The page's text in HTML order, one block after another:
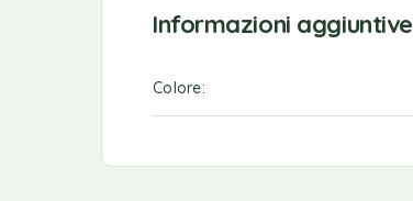
Informazioni aggiuntive
Colore